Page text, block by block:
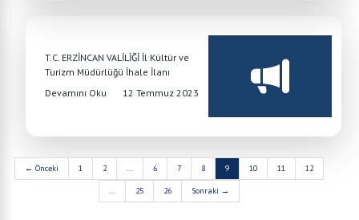
T.C. ERZİNCAN VALİLİĞİ İl Kültür ve
Turizm Müdürlüğü İhale İlanı
Devamını Oku
12 Temmuz 2023
← Önceki 1 2 ... 6 7 8 9 10 11 12
... 25 26 Sonraki →